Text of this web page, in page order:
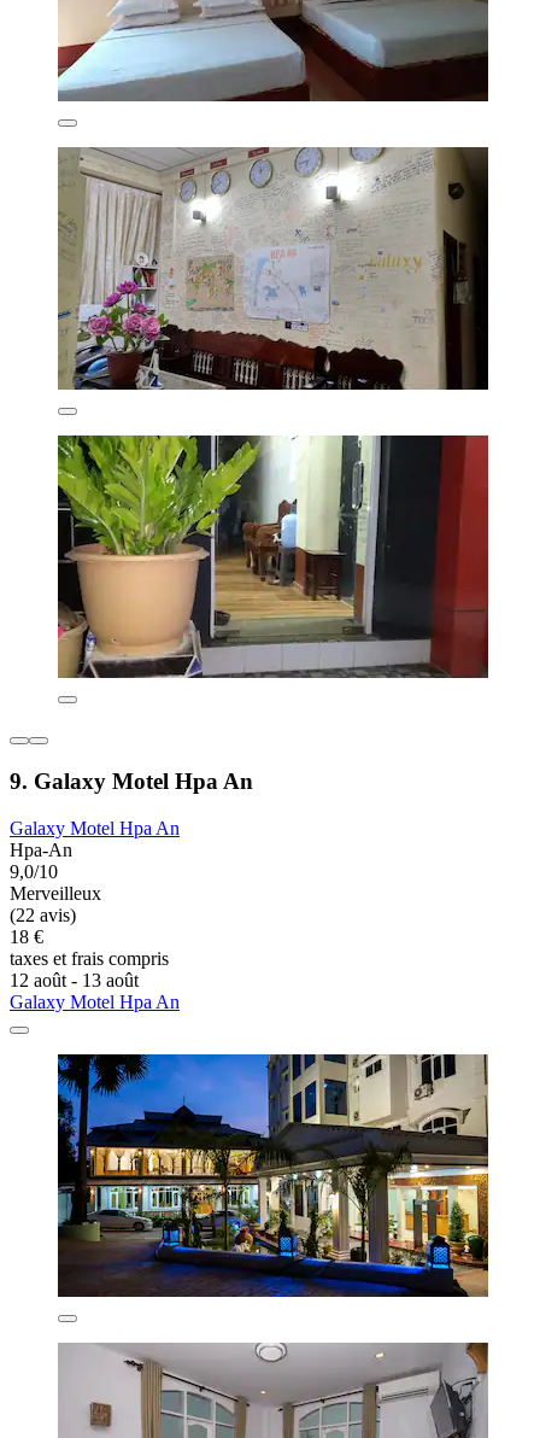
9. Galaxy Motel Hpa An
Galaxy Motel Hpa An
Hpa-An
9,0/10
Merveilleux
(22 avis)
18 €
taxes et frais compris
12 août - 13 août
Galaxy Motel Hpa An